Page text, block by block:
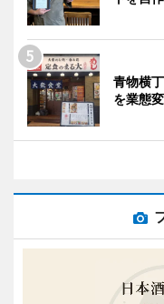
青物横
を業態